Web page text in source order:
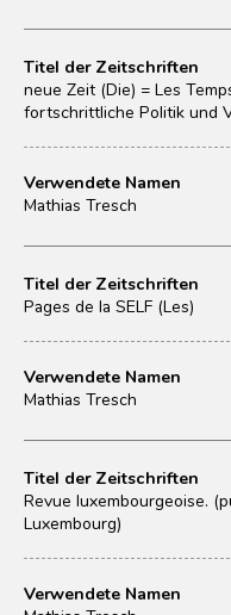
Titel der Zeitschriften
neue Zeit (Die) = Les
fortschrittliche Politik und
Verwendete Namen
Mathias Tresch
Titel der Zeitschriften
Pages de la SELF (Les)
Verwendete Namen
Mathias Tresch
Titel der Zeitschriften
Revue luxembourgeoise.
Luxembourg)
Verwendete Namen